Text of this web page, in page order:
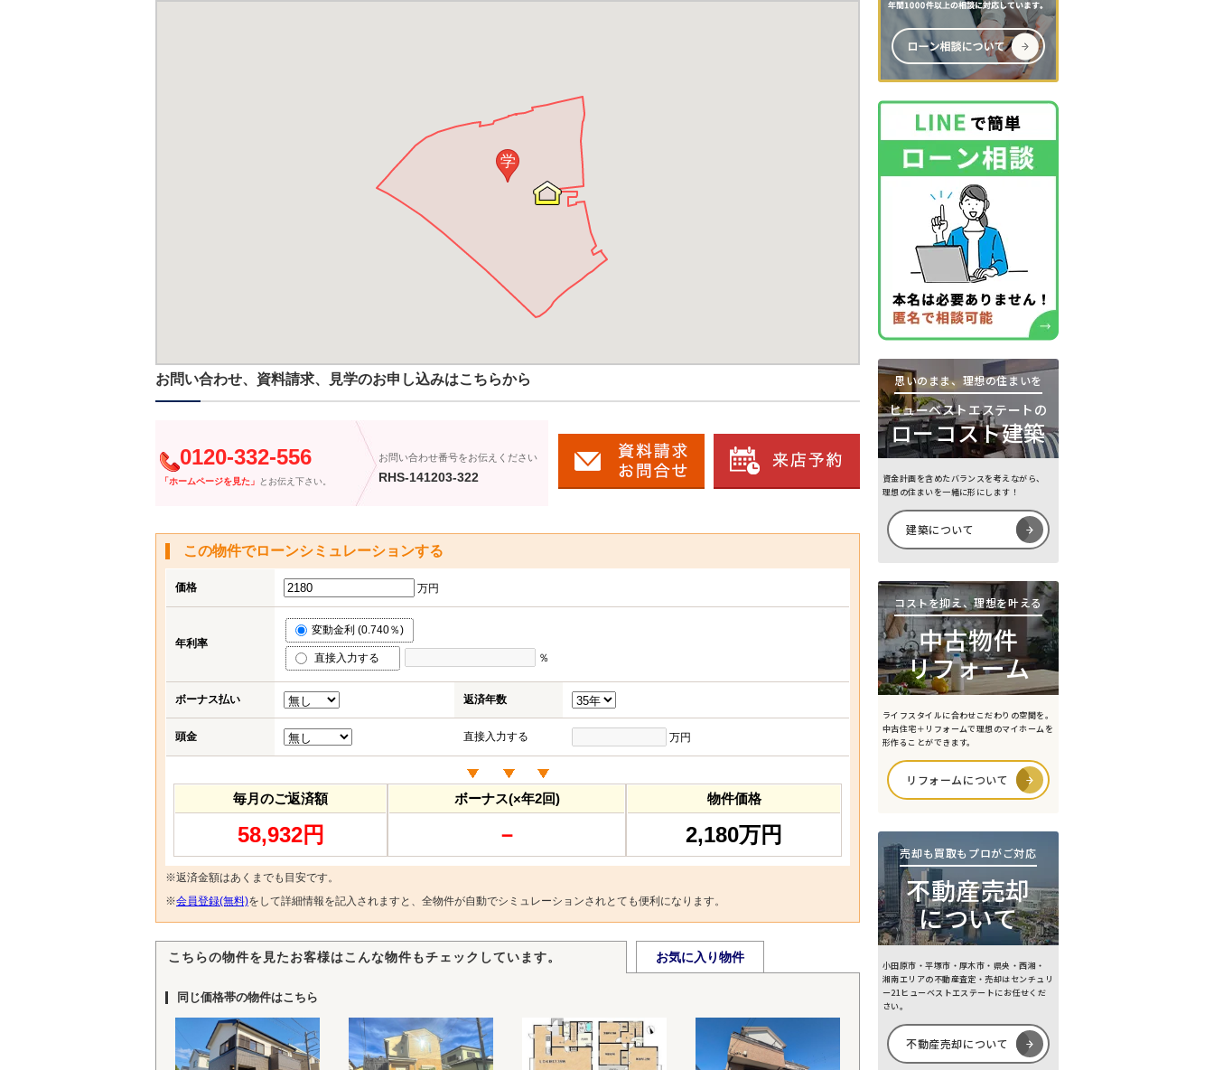
学
お問い合わせ、資料請求、見学のお申し込みはこちらから
0120-332-556
「ホームページを見た」 とお伝え下さい。
お問い合わせ番号をお伝えください
RHS-141203-322
この物件でローンシミュレーションする
価格 万円
年利率
変動金利 (0.740％)
直接入力する ％
ボーナス払い 返済年数
頭金 直接入力する 万円
毎月のご返済額
58,932円
ボーナス(×年2回)
－
物件価格
2,180万円
※返済金額はあくまでも目安です。
※会員登録(無料)をして詳細情報を記入されますと、全物件が自動でシミュレーションされとても便利になります。
こちらの物件を見たお客様はこんな物件もチェックしています。 お気に入り物件
同じ価格帯の物件はこちら
思いのまま、理想の住まいを
ヒューベストエステートの
ローコスト建築
資金計画を含めたバランスを考えながら、
理想の住まいを一緒に形にします！
建築について
コストを抑え、理想を叶える
中古物件
リフォーム
ライフスタイルに合わせこだわりの空間を。
中古住宅＋リフォームで理想のマイホームを
形作ることができます。
リフォームについて
売却も買取もプロがご対応
不動産売却
について
小田原市・平塚市・厚木市・県央・西湘・
湘南エリアの不動産査定・売却はセンチュリ
ー21ヒューベストエステートにお任せくだ
さい。
不動産売却について